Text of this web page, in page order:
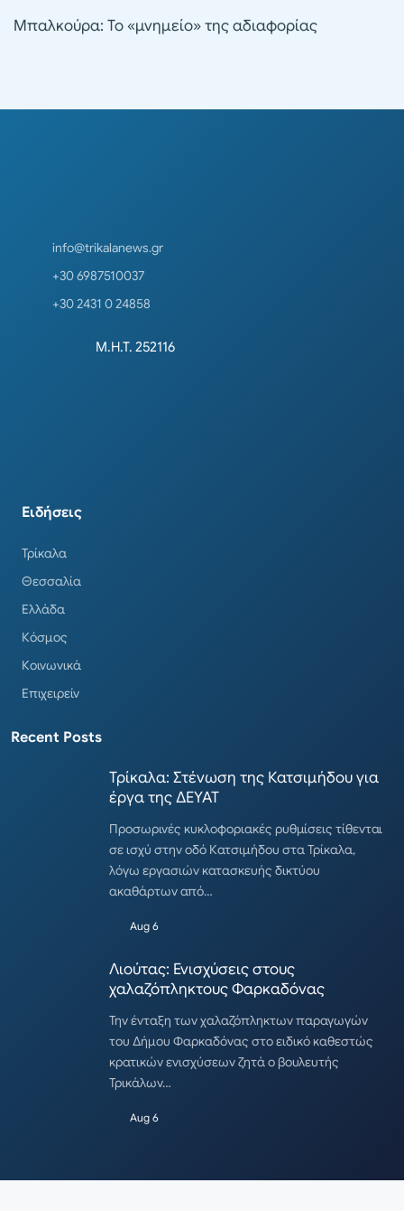
Μπαλκούρα: Το «μνημείο» της αδιαφορίας
info@trikalanews.gr
+30 6987510037
+30 2431 0 24858
Μ.Η.Τ. 252116
Ειδήσεις
Τρίκαλα
Θεσσαλία
Ελλάδα
Κόσμος
Κοινωνικά
Επιχειρείν
Recent Posts
Τρίκαλα: Στένωση της Κατσιμήδου για
έργα της ΔΕΥΑΤ
Προσωρινές κυκλοφοριακές ρυθμίσεις τίθενται
σε ισχύ στην οδό Κατσιμήδου στα Τρίκαλα,
λόγω εργασιών κατασκευής δικτύου
ακαθάρτων από…
Aug 6
Λιούτας: Ενισχύσεις στους
χαλαζόπληκτους Φαρκαδόνας
Την ένταξη των χαλαζόπληκτων παραγωγών
του Δήμου Φαρκαδόνας στο ειδικό καθεστώς
κρατικών ενισχύσεων ζητά ο βουλευτής
Τρικάλων…
Aug 6